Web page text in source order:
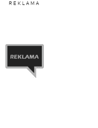
REKLAMA